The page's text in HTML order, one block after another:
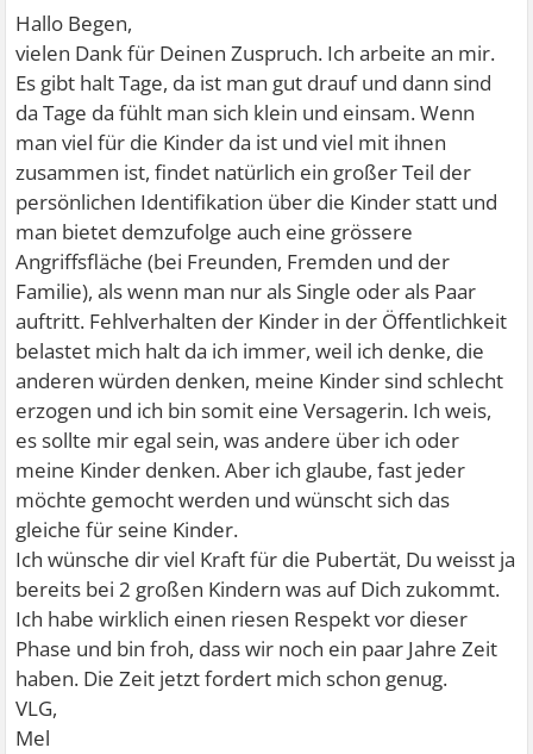
Hallo Begen,
vielen Dank für Deinen Zuspruch. Ich arbeite an mir.
Es gibt halt Tage, da ist man gut drauf und dann sind
da Tage da fühlt man sich klein und einsam. Wenn
man viel für die Kinder da ist und viel mit ihnen
zusammen ist, findet natürlich ein großer Teil der
persönlichen Identifikation über die Kinder statt und
man bietet demzufolge auch eine grössere
Angriffsfläche (bei Freunden, Fremden und der
Familie), als wenn man nur als Single oder als Paar
auftritt. Fehlverhalten der Kinder in der Öffentlichkeit
belastet mich halt da ich immer, weil ich denke, die
anderen würden denken, meine Kinder sind schlecht
erzogen und ich bin somit eine Versagerin. Ich weis,
es sollte mir egal sein, was andere über ich oder
meine Kinder denken. Aber ich glaube, fast jeder
möchte gemocht werden und wünscht sich das
gleiche für seine Kinder.
Ich wünsche dir viel Kraft für die Pubertät, Du weisst ja
bereits bei 2 großen Kindern was auf Dich zukommt.
Ich habe wirklich einen riesen Respekt vor dieser
Phase und bin froh, dass wir noch ein paar Jahre Zeit
haben. Die Zeit jetzt fordert mich schon genug.
VLG,
Mel